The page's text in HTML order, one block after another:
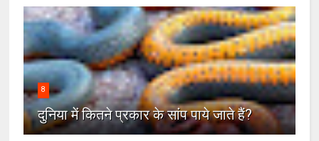
8
दुनिया में कितने प्रकार के सांप पाये जाते हैं?